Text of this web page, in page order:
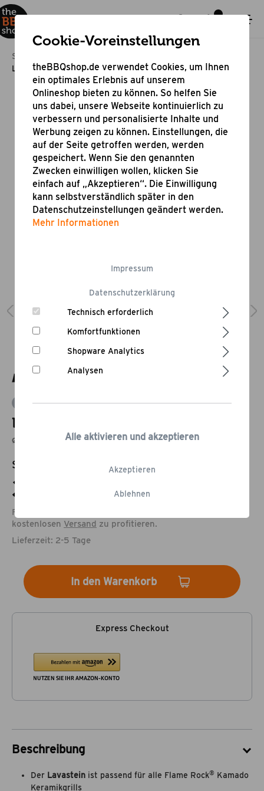
Startseite
Lavastein
Bewertung schreiben
Lavastein
ø 38 cm
Statt: -18,39%
39,95 €*
Füge noch Produkte im Wert von 79,00 € hinzu, um vom
kostenlosen Versand zu profitieren.
Lieferzeit: 2-5 Tage
In den Warenkorb
Express Checkout
Beschreibung
Der Lavastein ist passend für alle Flame Rock® Kamado
Keramikgrills
Cookie-Voreinstellungen
theBBQshop.de verwendet Cookies, um Ihnen
ein optimales Erlebnis auf unserem
Onlineshop bieten zu können. So helfen Sie
uns dabei, unsere Webseite kontinuierlich zu
verbessern und personalisierte Inhalte und
Werbung zeigen zu können. Einstellungen, die
auf der Seite getroffen werden, werden
gespeichert. Wenn Sie den genannten
Zwecken einwilligen wollen, klicken Sie
einfach auf „Akzeptieren“. Die Einwilligung
kann selbstverständlich später in den
Datenschutzeinstellungen geändert werden.
Mehr Informationen
Datenschutzerklärung
Impressum
Technisch erforderlich
Komfortfunktionen
Shopware Analytics
Analysen
Ablehnen
Akzeptieren
Alle aktivieren und akzeptieren